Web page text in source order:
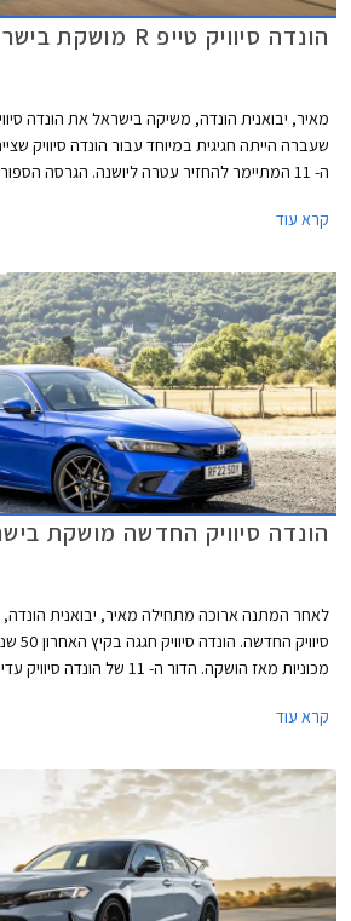
הונדה סיוויק טייפ R מושקת בישראל
ההילוכים הידנית הקלאסית ומערכת הנעה קדמית, בלי
ביותר מבין המשפחתיות הקומפקטיות העממיות.
קרא עוד
הונדה סיוויק החדשה מושקת
לאחר המתנה ארוכה מתחילה מאיר, יבואנית
מכוניות מאז הושקה. הדור ה- 11 של
ובגרסת האצ'בק אירופאית המוצעת באופן בלעדי עם
מצניחה בכמות המסירות עקב צמצום מבחר הדגמים
המקומי. לאור תג המחיר הגבוה של הונדה סיוויק
שהיא לא תצליח לשנות את התמונה באופן מהותי.
קרא עוד